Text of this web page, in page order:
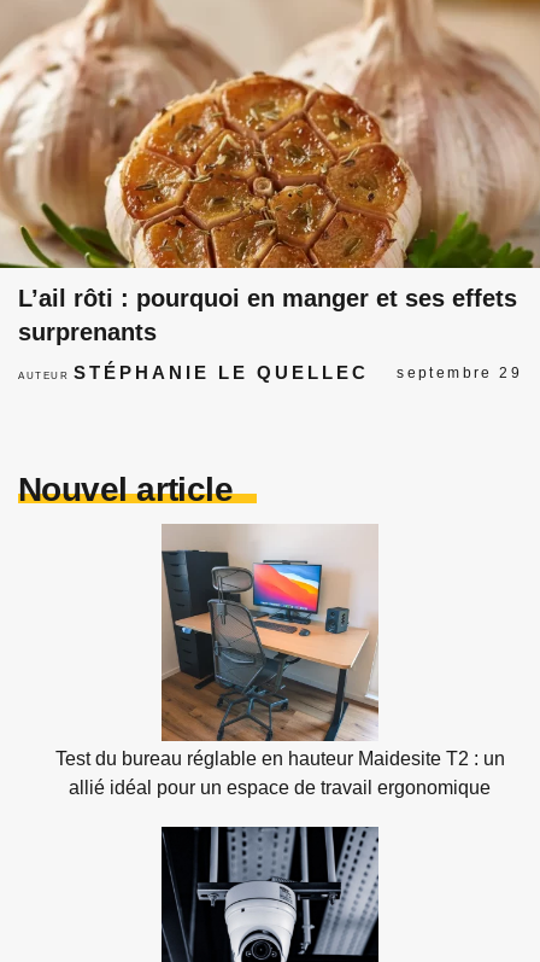
L’ail rôti : pourquoi en manger et ses effets
surprenants
AUTEURSTÉPHANIE LE QUELLEC septembre 29
Nouvel article
Test du bureau réglable en hauteur Maidesite T2 : un
allié idéal pour un espace de travail ergonomique